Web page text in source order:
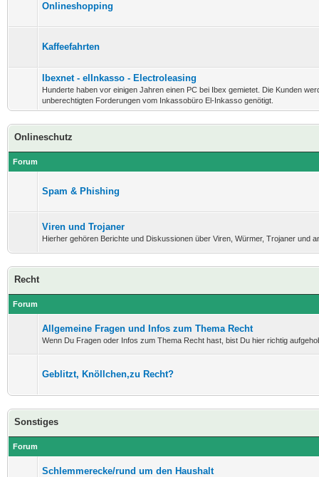
Onlineshopping
Kaffeefahrten
Ibexnet - elInkasso - Electroleasing
Hunderte haben vor einigen Jahren einen PC bei Ibex gemietet. Die Kunden
unberechtigten Forderungen vom Inkassobüro El-Inkasso genötigt.
Onlineschutz
Forum
Spam & Phishing
Viren und Trojaner
Hierher gehören Berichte und Diskussionen über Viren, Würmer, Trojaner und
Recht
Forum
Allgemeine Fragen und Infos zum Thema Recht
Wenn Du Fragen oder Infos zum Thema Recht hast, bist Du hier richtig
Geblitzt, Knöllchen,zu Recht?
Sonstiges
Forum
Schlemmerecke/rund um den Haushalt